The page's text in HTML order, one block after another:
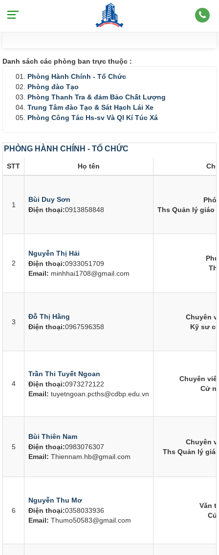
PHÒNG - TRUNG TÂM
Danh sách các phòng ban trực thuộc :
Phòng Hành Chính - Tổ Chức
Phòng đào Tạo
Phòng Thanh Tra & đảm Bảo Chất Lượng
Trung Tâm đào Tạo & Sát Hạch Lái Xe
Phòng Công Tác Hs-sv Và Ql Kí Túc Xá
PHÒNG HÀNH CHÍNH - TỔ CHỨC
STT Họ tên
1
Bùi Duy Sơn
Điện thoại:0913858848
Phó
Ths Quản lý giáo
2
Nguyễn Thị Hải
Điện thoại:0933051709
Email: minhhai1708@gmail.com
3
Đỗ Thị Hằng
Điện thoại:0967596358
Chuyên
Kỹ sư
4
Trần Thi Tuyết Ngoan
Điện thoại:0973272122
Email: tuyetngoan.pcths@cdbp.edu.vn
Chuyên
Cử
5
Bùi Thiên Nam
Điện thoại:0983076307
Email: Thiennam.hb@gmail.com
Chuyên
Ths Quản lý
6
Nguyễn Thu Mơ
Điện thoại:0358033936
Email: Thumo50583@gmail.com
Văn
Cử